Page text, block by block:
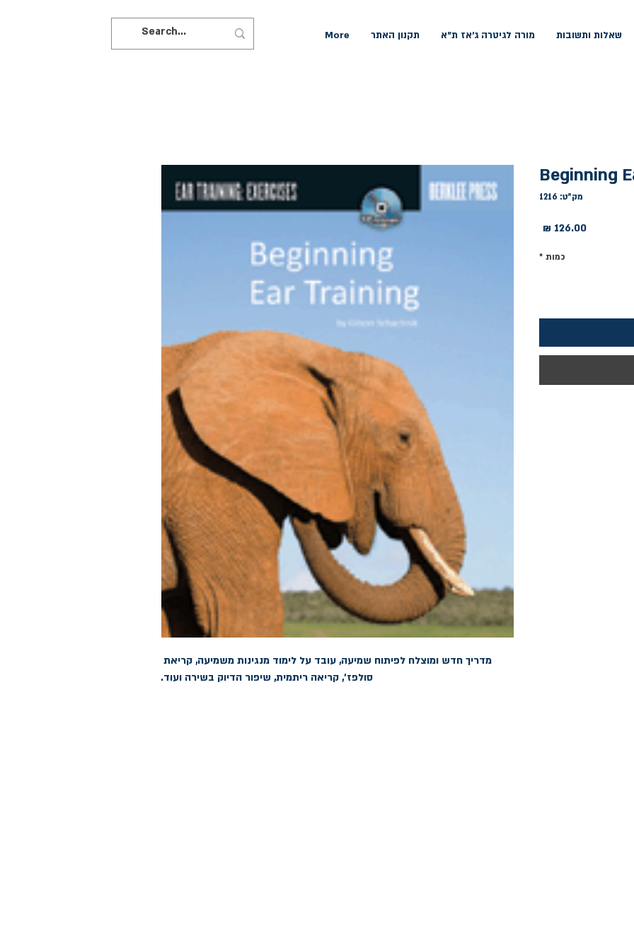
שאלות ותשובות מורה לגיטרה ג'אז ת"א תקנון האתר More
סולפז', קריאה ריתמית, שיפור הדיוק בשירה ועוד.
Beginning
מק"ט: 1216
כמות *